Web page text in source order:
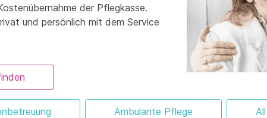
der Pflegkasse.
und persönlich mit dem Service
Ambulante Pflege